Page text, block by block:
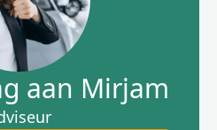
aan Mirjam